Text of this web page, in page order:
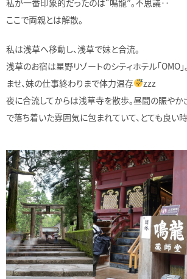
ここで両親とは解散。
私は浅草へ移動し、浅草で妹と合流。
浅草のお宿は星野リゾートのシティホテル「OMO」
ませ、妹の仕事終わりまで体力温存
zzz
夜に合流してからは浅草寺を散歩。昼間の賑やか
で落ち着いた雰囲気に包まれていて、とても良い